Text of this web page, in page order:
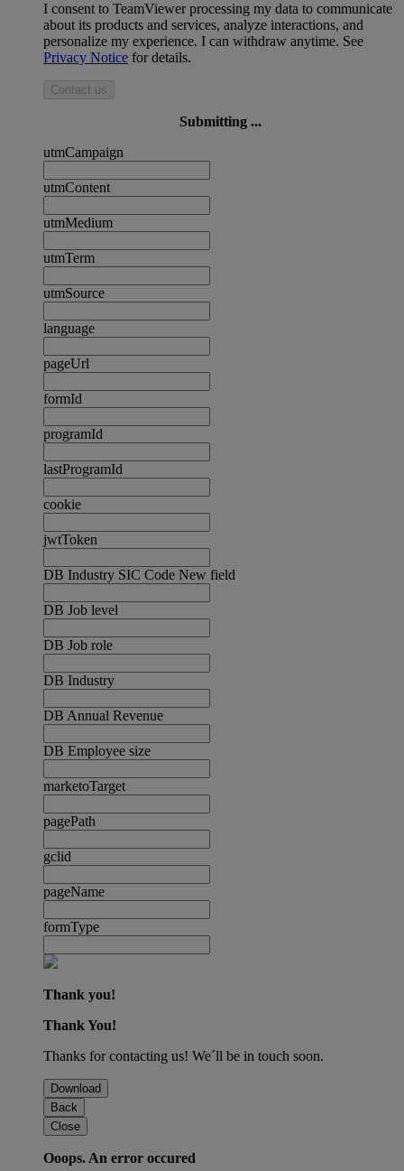
I consent to TeamViewer processing my data to communicate
about its products and services, analyze interactions, and
personalize my experience. I can withdraw anytime. See
Privacy Notice for details.
Contact us
Submitting ...
utmCampaign
utmContent
utmMedium
utmTerm
utmSource
language
pageUrl
formId
programId
lastProgramId
cookie
jwtToken
DB Industry SIC Code New field
DB Job level
DB Job role
DB Industry
DB Annual Revenue
DB Employee size
marketoTarget
pagePath
gclid
pageName
formType
Thank you!
Thank You!
Thanks for contacting us! We´ll be in touch soon.
Download
Back
Close
Ooops. An error occured